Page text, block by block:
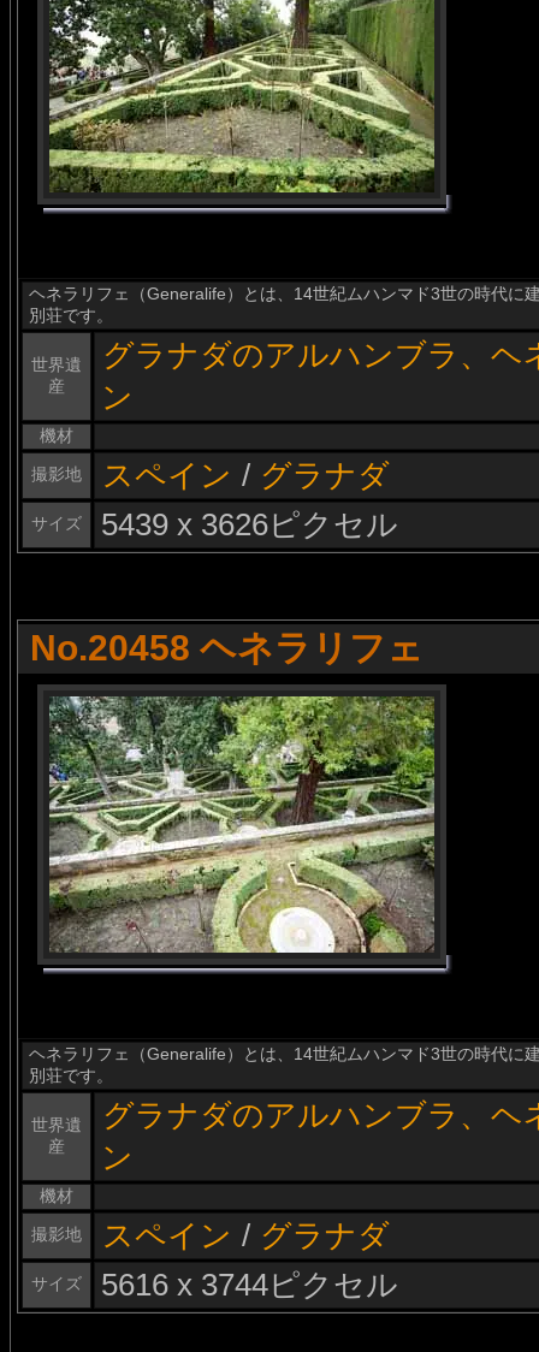
ヘネラリフェ（Generalife）とは、14世紀ムハンマド3世の時代に
別荘です。
世界遺
産
グラナダのアルハンブラ、
ン
機材
撮影地
スペイン / グラナダ
サイズ 5439 x 3626ピクセル
No.20458 ヘネラリフェ
ヘネラリフェ（Generalife）とは、14世紀ムハンマド3世の時代に
別荘です。
世界遺
産
グラナダのアルハンブラ、
ン
機材
撮影地
スペイン / グラナダ
サイズ 5616 x 3744ピクセル